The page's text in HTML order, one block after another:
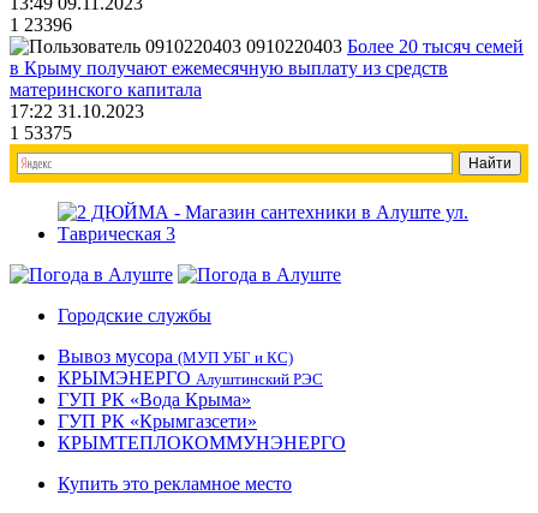
1 23396
0910220403 Более 20 тысяч семей
в Крыму получают ежемесячную выплату из средств
материнского капитала
17:22 31.10.2023
1 53375
Городские службы
Вывоз мусора (МУП УБГ и КС)
КРЫМЭНЕРГО Алуштинский РЭС
ГУП РК «Вода Крыма»
ГУП РК «Крымгазсети»
КРЫМТЕПЛОКОММУНЭНЕРГО
Купить это рекламное место